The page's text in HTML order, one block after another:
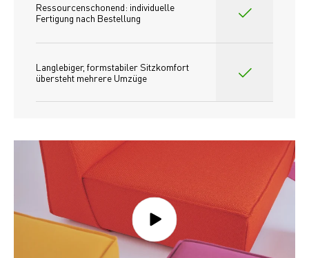
Ressourcenschonend: individuelle
Fertigung nach Bestellung
Langlebiger, formstabiler Sitzkomfort
übersteht mehrere Umzüge